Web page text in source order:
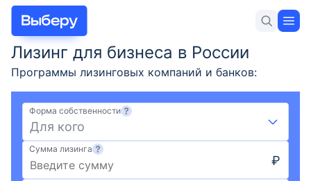
Для себя Для бизнеса Новости и статьи
Лучшие предложения
Лизинг для бизнеса в России
Программы лизинговых компаний и банков:
актуальные условия лизинга на сегодня 10.08.2026,
сравнить предложения, выбрать выгодный вариант
финансирования для бизнеса, оформить заявку на
Выберу.ру
Форма собственности
Для кого
Сумма лизинга
₽